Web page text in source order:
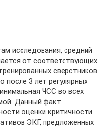
исследования, средний
от соответствующих
сверстников
после 3 лет регулярных
ЧСС во всех
Данный факт
оценки критичности
ЭКГ, предложенных